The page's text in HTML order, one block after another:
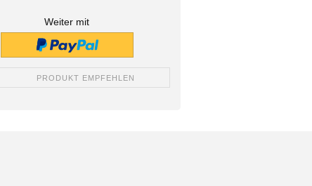
Weiter mit
PRODUKT EMPFEHLEN